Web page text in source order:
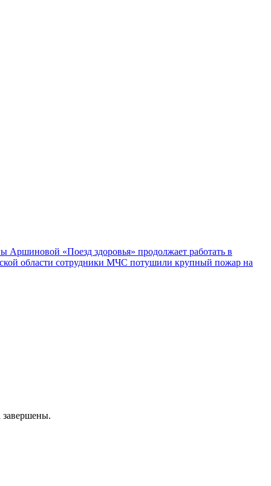
Аршиновой «Поезд здоровья» продолжает работать в
области сотрудники МЧС потушили крупный пожар на
завершены.